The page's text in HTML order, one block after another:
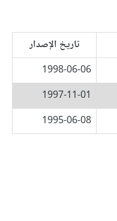
تاريخ الإصدار
1998-06-06
1997-11-01
1995-06-08